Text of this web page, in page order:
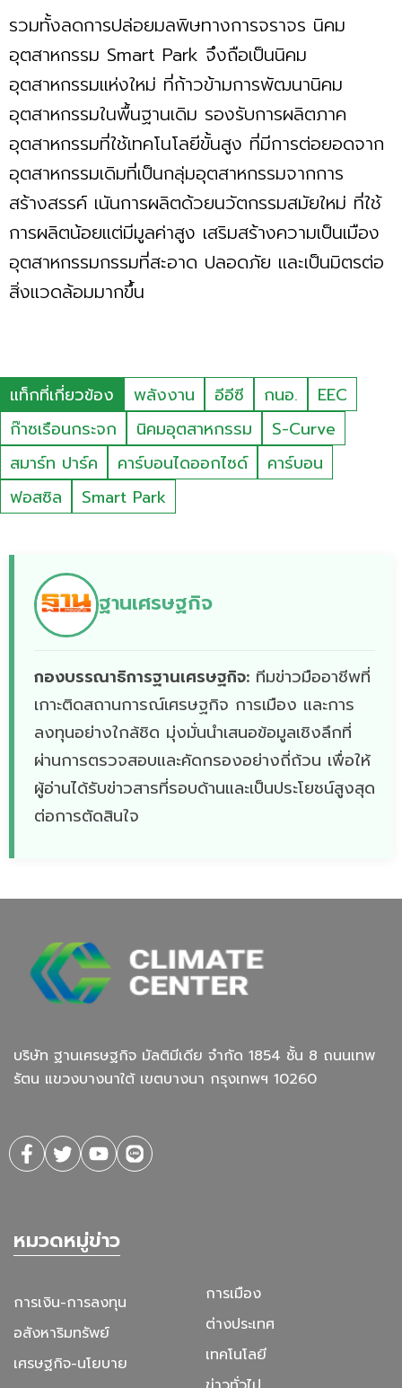
รวมทั้งลดการปล่อยมลพิษทางการจราจร นิคม
อุตสาหกรรม Smart Park จึงถือเป็นนิคม
อุตสาหกรรมแห่งใหม่ ที่ก้าวข้ามการพัฒนานิคม
อุตสาหกรรมในพื้นฐานเดิม รองรับการผลิตภาค
อุตสาหกรรมที่ใช้เทคโนโลยีขั้นสูง ที่มีการต่อยอดจาก
อุตสาหกรรมเดิมที่เป็นกลุ่มอุตสาหกรรมจากการ
สร้างสรรค์ เนันการผลิตด้วยนวัตกรรมสมัยใหม่ ที่ใช้
การผลิตน้อยแต่มีมูลค่าสูง เสริมสร้างความเป็นเมือง
อุตสาหกรรมกรรมที่สะอาด ปลอดภัย และเป็นมิตรต่อ
สิ่งแวดล้อมมากขึ้น
แท็กที่เกี่ยวข้อง พลังงาน อีอีซี กนอ.
EEC
ก๊าซเรือนกระจก
นิคมอุตสาหกรรม
S-Curve
สมาร์ท ปาร์ค
คาร์บอนไดออกไซด์
คาร์บอน
ฟอสซิล
Smart Park
ฐานเศรษฐกิจ
กองบรรณาธิการฐานเศรษฐกิจ: ทีมข่าวมืออาชีพที่
เกาะติดสถานการณ์เศรษฐกิจ การเมือง และการ
ลงทุนอย่างใกล้ชิด มุ่งมั่นนำเสนอข้อมูลเชิงลึกที่
ผ่านการตรวจสอบและคัดกรองอย่างถี่ถ้วน เพื่อให้
ผู้อ่านได้รับข่าวสารที่รอบด้านและเป็นประโยชน์สูงสุด
ต่อการตัดสินใจ
บริษัท ฐานเศรษฐกิจ มัลติมีเดีย จํากัด 1854 ชั้น 8 ถนนเทพ
รัตน แขวงบางนาใต้ เขตบางนา กรุงเทพฯ 10260
หมวดหมู่ข่าว
การเงิน-การลงทุน
อสังหาริมทรัพย์
เศรษฐกิจ-นโยบาย
การเมือง
ต่างประเทศ
เทคโนโลยี